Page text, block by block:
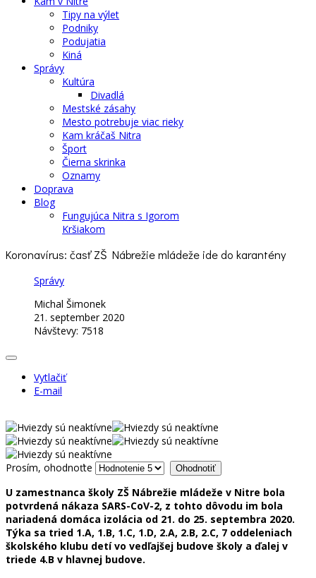
Tipy na výlet
Podniky
Podujatia
Kiná
Správy
Kultúra
Divadlá
Mestské zásahy
Mesto potrebuje viac rieky
Kam kráčaš Nitra
Šport
Čierna skrinka
Oznamy
Doprava
Blog
Fungujúca Nitra s Igorom
Kršiakom
Koronavírus: časť ZŠ Nábrežie mládeže ide do karantény
Správy
Michal Šimonek
21. september 2020
Návštevy: 7518
Vytlačiť
E-mail
Prosím, ohodnoťte
U zamestnanca školy ZŠ Nábrežie mládeže v Nitre bola
potvrdená nákaza SARS-CoV-2, z tohto dôvodu im bola
nariadená domáca izolácia od 21. do 25. septembra 2020.
Týka sa tried 1.A, 1.B, 1.C, 1.D, 2.A, 2.B, 2.C, 7 oddeleniach
školského klubu detí vo vedľajšej budove školy a ďalej v
triede 4.B v hlavnej budove.